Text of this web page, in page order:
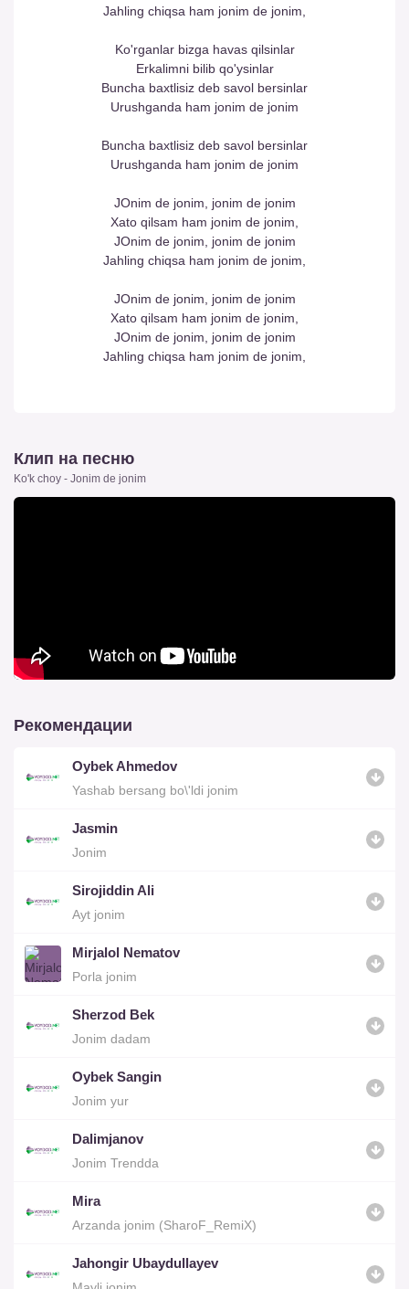
Jahling chiqsa ham jonim de jonim,
Ko'rganlar bizga havas qilsinlar
Erkalimni bilib qo'ysinlar
Buncha baxtlisiz deb savol bersinlar
Urushganda ham jonim de jonim
Buncha baxtlisiz deb savol bersinlar
Urushganda ham jonim de jonim
JOnim de jonim, jonim de jonim
Xato qilsam ham jonim de jonim,
JOnim de jonim, jonim de jonim
Jahling chiqsa ham jonim de jonim,
JOnim de jonim, jonim de jonim
Xato qilsam ham jonim de jonim,
JOnim de jonim, jonim de jonim
Jahling chiqsa ham jonim de jonim,
Клип на песню
Ko'k choy - Jonim de jonim
Рекомендации
Oybek Ahmedov
Yashab bersang bo\'ldi jonim
Jasmin
Jonim
Sirojiddin Ali
Ayt jonim
Mirjalol Nematov
Porla jonim
Sherzod Bek
Jonim dadam
Oybek Sangin
Jonim yur
Dalimjanov
Jonim Trendda
Mira
Arzanda jonim (SharoF_RemiX)
Jahongir Ubaydullayev